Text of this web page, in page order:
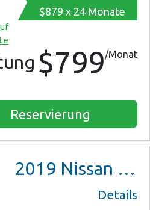
$879 x 24 Monate
$799/Monat
Reservierung
2019 Nissan Versa Note
Details